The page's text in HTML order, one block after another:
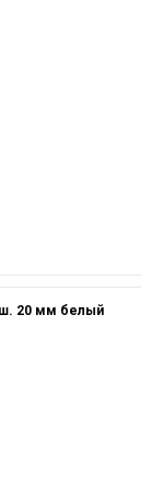
ш. 20 мм белый